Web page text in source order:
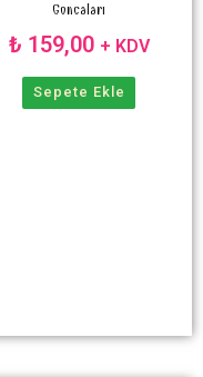
Goncaları
₺ 159,00 + KDV
Sepete Ekle